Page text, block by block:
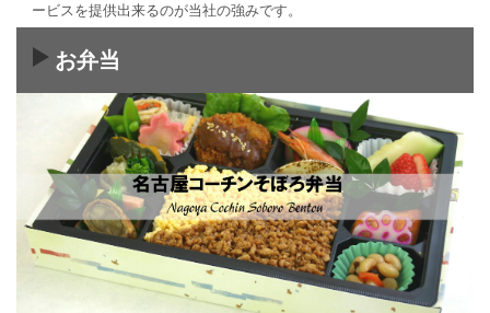
ービスを提供出来るのが当社の強みです。
お弁当